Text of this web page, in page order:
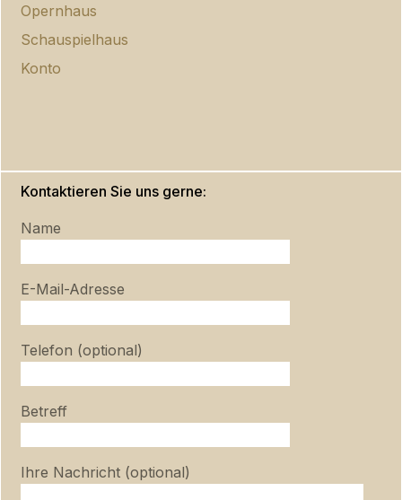
Opernhaus
Schauspielhaus
Konto
Kontaktieren Sie uns gerne:
Name
E-Mail-Adresse
Telefon (optional)
Betreff
Ihre Nachricht (optional)